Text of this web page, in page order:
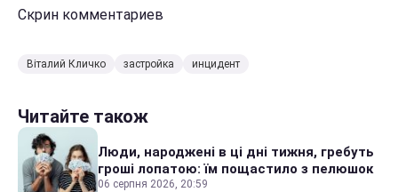
Скрин комментариев
Віталий Кличко застройка инцидент
Читайте також
Люди, народжені в ці дні тижня, гребуть
гроші лопатою: їм пощастило з пелюшок
06 серпня 2026, 20:59